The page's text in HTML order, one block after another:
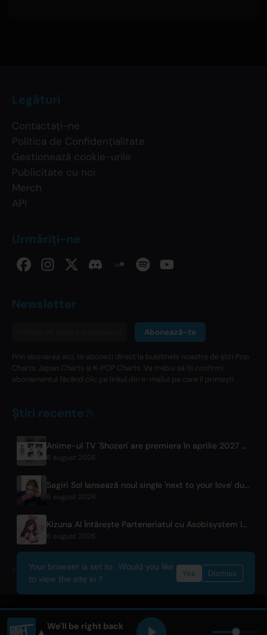
Legături
Contactați-ne
Politica de Confidențialitate
Gestionează cookie-urile
Publicitate cu noi
Merch
API
Urmăriți-ne
Newsletter
Abonează-te
Prin abonarea aici, te abonezi direct la buletinele noastre de știri Pop
Charts, Japan Charts și K-POP Charts. Va trebui să îți confirmi
abonamentul făcând clic pe linkul din e-mailul pe care îl primești.
Știri recente
Anime-ul TV 'Shozen' are premiera în aprilie 2027 pe Fuji TV
6 august 2026
Sagiri Sol lansează noul single 'next to your love' după o pauză
6 august 2026
Kizuna AI Întărește Parteneriatul cu Asobisystem în Pregătirea Turneului Mondial pentru a 10-a Aniversare
6 august 2026
© 2026 OnlyHit. All rights reserved. - Metadata provided byACRCloud
▲ We'll be right back
Your browser is set to . Would you like
to view the site in ?
Yes Dismiss